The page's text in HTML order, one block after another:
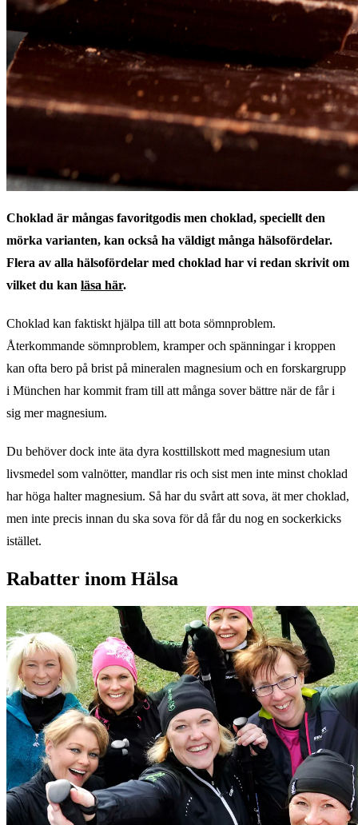
Choklad är mångas favoritgodis men choklad, speciellt den
mörka varianten, kan också ha väldigt många hälsofördelar.
Flera av alla hälsofördelar med choklad har vi redan skrivit om
vilket du kan läsa här.
Choklad kan faktiskt hjälpa till att bota sömnproblem.
Återkommande sömnproblem, kramper och spänningar i kroppen
kan ofta bero på brist på mineralen magnesium och en forskargrupp
i München har kommit fram till att många sover bättre när de får i
sig mer magnesium.
Du behöver dock inte äta dyra kosttillskott med magnesium utan
livsmedel som valnötter, mandlar ris och sist men inte minst choklad
har höga halter magnesium. Så har du svårt att sova, ät mer choklad,
men inte precis innan du ska sova för då får du nog en sockerkicks
istället.
Rabatter inom Hälsa